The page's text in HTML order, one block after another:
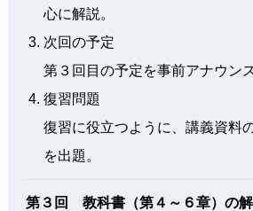
心に解説。
次回の予定
第３回目の予定を事前アナウン
復習問題
復習に役立つように、講義資料
を出題。
第３回 教科書（第４～６章）の